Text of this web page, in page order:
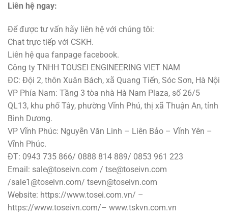
Liên hệ ngay:
Để được tư vấn hãy liên hệ với chúng tôi:
Chat trực tiếp với CSKH.
Liên hệ qua fanpage facebook.
Công ty TNHH TOUSEI ENGINEERING VIET NAM
ĐC: Đội 2, thôn Xuân Bách, xã Quang Tiến, Sóc Sơn, Hà Nội
VP Phía Nam: Tầng 3 tòa nhà Hà Nam Plaza, số 26/5
QL13, khu phố Tây, phường Vĩnh Phú, thị xã Thuận An, tỉnh
Bình Dương.
VP Vĩnh Phúc: Nguyễn Văn Linh – Liên Bảo – Vĩnh Yên –
Vĩnh Phúc.
ĐT: 0943 735 866/ 0888 814 889/ 0853 961 223
Email: sale@toseivn.com / tse@toseivn.com
/sale1@toseivn.com/ tsevn@toseivn.com
Website: https://www.tosei.com.vn/ –
https://www.toseivn.com/– www.tskvn.com.vn